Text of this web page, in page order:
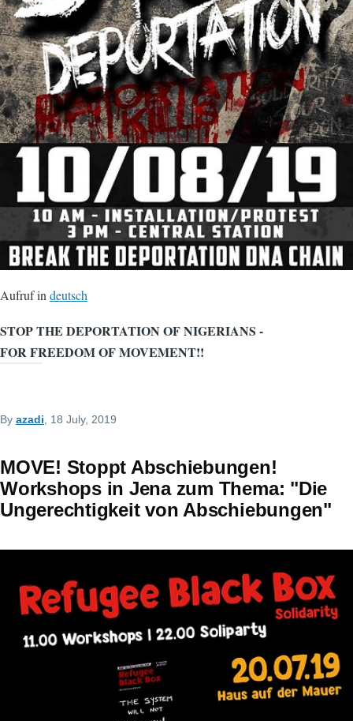
Aufruf in deutsch
STOP THE DEPORTATION OF NIGERIANS -
FOR FREEDOM OF MOVEMENT!!
By azadi , 18 July, 2019
MOVE! Stoppt Abschiebungen!
Workshops in Jena zum Thema: "Die
Ungerechtigkeit von Abschiebungen"